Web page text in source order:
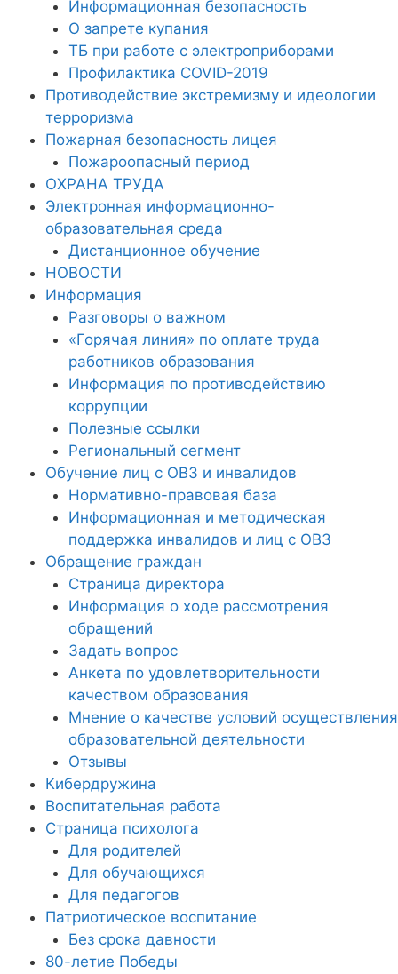
Информационная безопасность
О запрете купания
ТБ при работе с электроприборами
Профилактика COVID-2019
Противодействие экстремизму и идеологии
терроризма
Пожарная безопасность лицея
Пожароопасный период
ОХРАНА ТРУДА
Электронная информационно-
образовательная среда
Дистанционное обучение
НОВОСТИ
Информация
Разговоры о важном
«Горячая линия» по оплате труда
работников образования
Информация по противодействию
коррупции
Полезные ссылки
Региональный сегмент
Обучение лиц с ОВЗ и инвалидов
Нормативно-правовая база
Информационная и методическая
поддержка инвалидов и лиц с ОВЗ
Обращение граждан
Страница директора
Информация о ходе рассмотрения
обращений
Задать вопрос
Анкета по удовлетворительности
качеством образования
Мнение о качестве условий осуществления
образовательной деятельности
Отзывы
Кибердружина
Воспитательная работа
Страница психолога
Для родителей
Для обучающихся
Для педагогов
Патриотическое воспитание
Без срока давности
80-летие Победы